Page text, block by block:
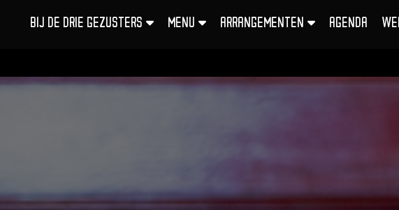
BIJ DE DRIE GEZUSTERS MENU ARRANGEMENTEN AGENDA